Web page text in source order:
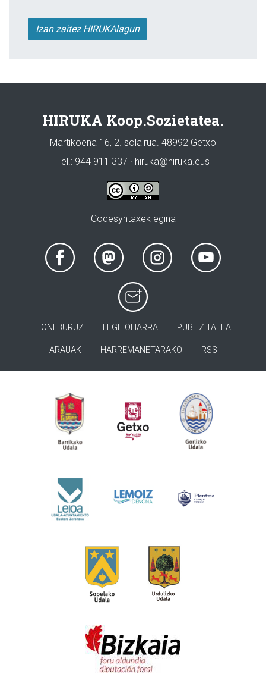
Izan zaitez HIRUKAlagun
HIRUKA Koop.Sozietatea.
Martikoena 16, 2. solairua. 48992 Getxo
Tel.: 944 911 337 · hiruka@hiruka.eus
Codesyntaxek egina
HONI BURUZ LEGE OHARRA PUBLIZITATEA
ARAUAK HARREMANETARAKO RSS